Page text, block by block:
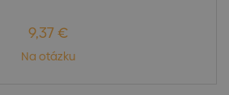
9,37 €
Na otázku